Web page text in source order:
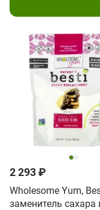
2 293 ₽
Wholesome Yum,
заменитель сахара